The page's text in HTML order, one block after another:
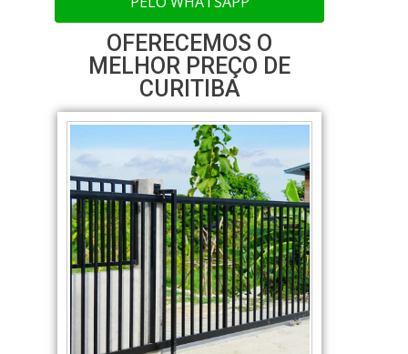
OFERECEMOS O
MELHOR PREÇO DE
CURITIBA